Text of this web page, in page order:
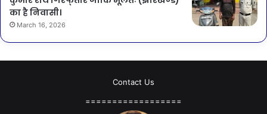
का है निवासी।
March 16, 2026
Contact Us
==================